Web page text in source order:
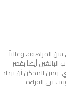
المراهقة، وغالباً
يمكن أن يصاب البالغين أيضاً بقصر
ومن الممكن أن يزداد
في القراءة